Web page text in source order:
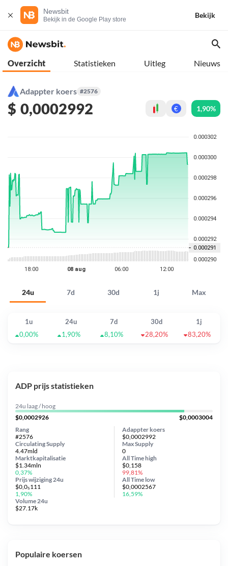
Newsbit
Bekijk in de Google Play store
Bekijk
Overzicht Statistieken Uitleg Nieuws
Adappter koers #2576
$ 0,0002992 € 1,90%
24u 7d 30d 1j Max
1u 24u 7d 30d
1j
0,00%
1,90% 8,10% 28,20% 83,20%
ADP prijs statistieken
24u laag / hoog
$0,0002926
$0,0003004
Adappter koers
$0,0002992
Circulating Supply
4.47mld
Prijs wijziging24u
$0,0₅111
1,90%
Max Supply
0
Marktkapitalisatie
$1.34mln
0,37%
Volume 24u
$27.17k
Rang
#2576
All Timehigh
$0,158
99,81%
All Time low
$0,0002567
16,59%
Populaire koersen